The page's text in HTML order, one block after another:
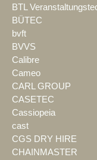
BTL
BÜTEC
bvft
BVVS
Calibre
Cameo
CARL GROUP
CASETEC
Cassiopeia
cast
CGS DRY HIRE
CHAINMASTER